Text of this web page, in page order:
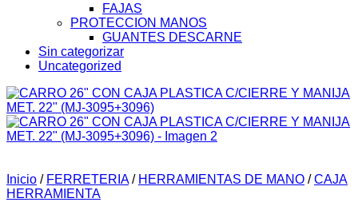
FAJAS
PROTECCION MANOS
GUANTES DESCARNE
Sin categorizar
Uncategorized
Inicio / FERRETERIA / HERRAMIENTAS DE MANO / CAJA
HERRAMIENTA